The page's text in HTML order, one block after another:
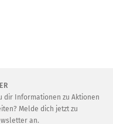
dir Informationen zu Aktionen
Melde dich jetzt zu
an.